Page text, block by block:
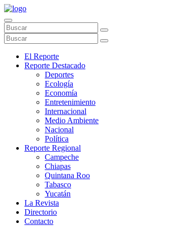
El Reporte
Reporte Destacado
Deportes
Ecología
Economía
Entretenimiento
Internacional
Medio Ambiente
Nacional
Política
Reporte Regional
Campeche
Chiapas
Quintana Roo
Tabasco
Yucatán
La Revista
Directorio
Contacto